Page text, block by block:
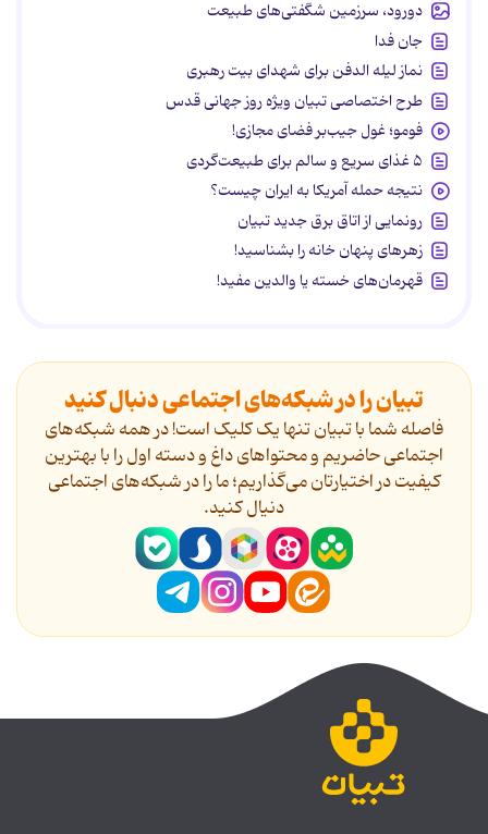
دورود، سرزمین شگفتی‌های طبیعت
جان فدا
نماز لیله الدفن برای شهدای بیت رهبری
طرح اختصاصی تبیان ویژه روز جهانی قدس
فومو؛ غول جیب‌بر فضای مجازی!
۵ غذای سریع و سالم برای طبیعت‌گردی
نتیجه حمله آمریکا به ایران چیست؟
رونمایی از اتاق برق جدید تبیان
زهرهای پنهان خانه را بشناسید!
قهرمان‌های خسته یا والدین مفید!
تبیان را در شبکه‌های اجتماعی دنبال کنید
فاصله شما با تبیان تنها یک کلیک است! در همه شبکه‌های
اجتماعی حاضریم و محتواهای داغ و دسته اول را با بهترین
کیفیت در اختیارتان می‌گذاریم؛ ما را در شبکه‌های اجتماعی
دنیال کنید.